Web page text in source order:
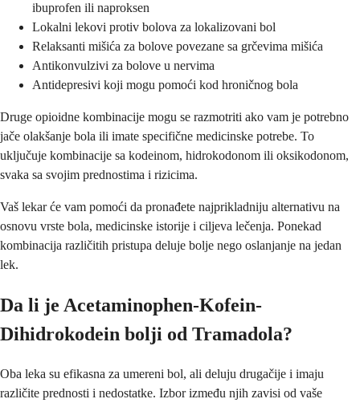
ibuprofen ili naproksen
Lokalni lekovi protiv bolova za lokalizovani bol
Relaksanti mišića za bolove povezane sa grčevima mišića
Antikonvulzivi za bolove u nervima
Antidepresivi koji mogu pomoći kod hroničnog bola
Druge opioidne kombinacije mogu se razmotriti ako vam je potrebno
jače olakšanje bola ili imate specifične medicinske potrebe. To
uključuje kombinacije sa kodeinom, hidrokodonom ili oksikodonom,
svaka sa svojim prednostima i rizicima.
Vaš lekar će vam pomoći da pronađete najprikladniju alternativu na
osnovu vrste bola, medicinske istorije i ciljeva lečenja. Ponekad
kombinacija različitih pristupa deluje bolje nego oslanjanje na jedan
lek.
Da li je Acetaminophen-Kofein-
Dihidrokodein bolji od Tramadola?
Oba leka su efikasna za umereni bol, ali deluju drugačije i imaju
različite prednosti i nedostatke. Izbor između njih zavisi od vaše